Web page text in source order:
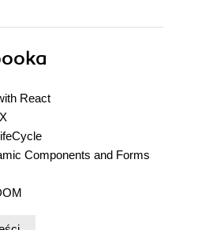
React
Components and Forms